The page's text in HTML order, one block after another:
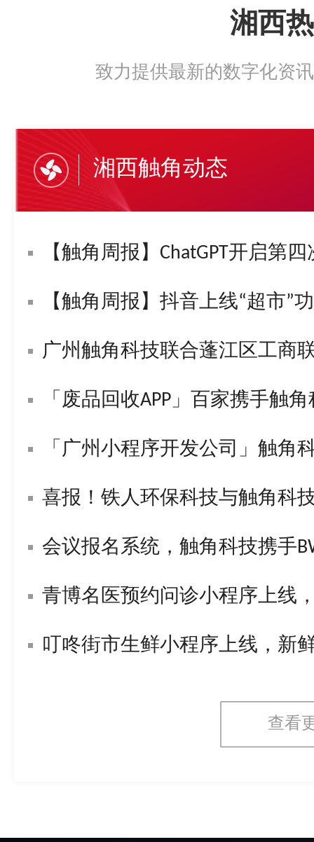
湘西
致力提供最新的数字化资
湘西触角动态
【触角周报】ChatGPT开启第四
【触角周报】抖音上线“超市”功能！字节复活“悟空问答”！苹
广州触角科技联合蓬江区工商
「废品回收APP」百家携手触
「广州小程序开发公司」触角
喜报！铁人环保科技与触角科技签署
会议报名系统，触角科技携手BWL
青博名医预约问诊小程序上线
叮咚街市生鲜小程序上线，新
查看